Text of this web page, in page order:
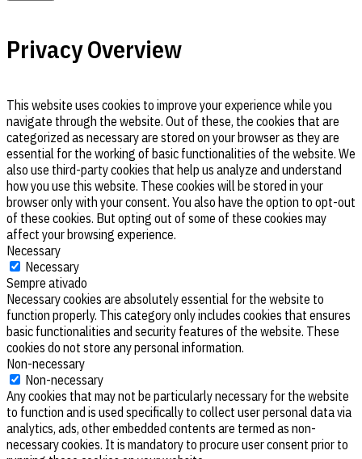
Privacy Overview
This website uses cookies to improve your experience while you
navigate through the website. Out of these, the cookies that are
categorized as necessary are stored on your browser as they are
essential for the working of basic functionalities of the website. We
also use third-party cookies that help us analyze and understand
how you use this website. These cookies will be stored in your
browser only with your consent. You also have the option to opt-out
of these cookies. But opting out of some of these cookies may
affect your browsing experience.
Necessary
Necessary
Sempre ativado
Necessary cookies are absolutely essential for the website to
function properly. This category only includes cookies that ensures
basic functionalities and security features of the website. These
cookies do not store any personal information.
Non-necessary
Non-necessary
Any cookies that may not be particularly necessary for the website
to function and is used specifically to collect user personal data via
analytics, ads, other embedded contents are termed as non-
necessary cookies. It is mandatory to procure user consent prior to